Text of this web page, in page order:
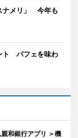
ナメリ」 今年も
ト パフェを味わ
和銀行アプリ ＞機